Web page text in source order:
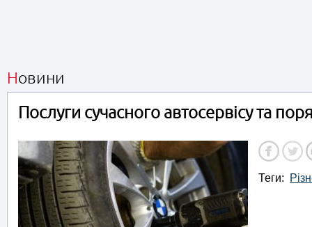
Новини
Послуги сучасного автосервісу та
Теги: